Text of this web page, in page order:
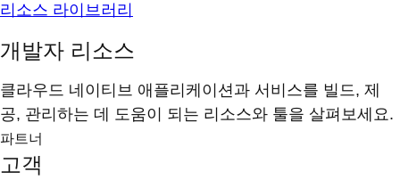
리소스 라이브러리
개발자 리소스
클라우드 네이티브 애플리케이션과 서비스를 빌드, 제
공, 관리하는 데 도움이 되는 리소스와 툴을 살펴보세요.
파트너
고객